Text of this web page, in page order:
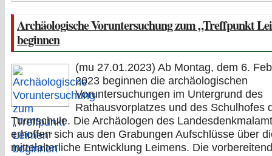
Archäologische Voruntersuchung zum „Treffpunkt
beginnen
(mu 27.01.2023) Ab Montag, dem 6.
2023 beginnen die archäologischen
Voruntersuchungen im Untergrund des
Rathausvorplatzes und des Schulhofes
Turmschule. Die Archäologen des
erhoffen sich aus den Grabungen Aufschlüsse über
mittelalterliche Entwicklung Leimens. Die